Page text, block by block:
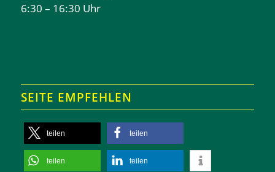
6:30 – 16:30 Uhr
SEITE EMPFEHLEN
teilen teilen
teilen teilen